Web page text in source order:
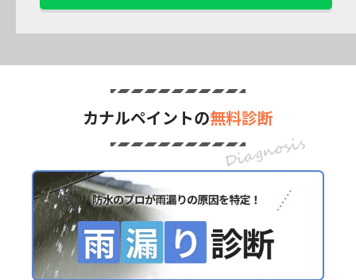
カナルペイントの無料診断